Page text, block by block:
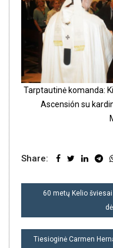
Tarptautinė komanda:
Ascensión su
Share:
NAVIGACIJA
ĮRAŠŲ
60 metų Kelio
Tiesioginė Carmen